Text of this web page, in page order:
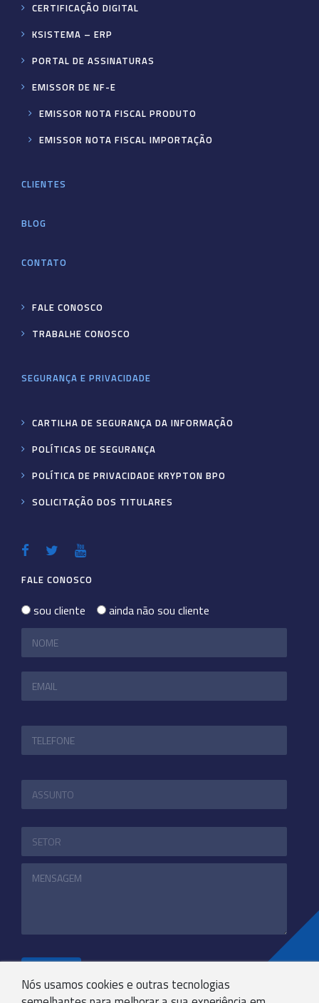
Nós usamos cookies e outras tecnologias
CERTIFICAÇÃO DIGITAL
KSISTEMA – ERP
PORTAL DE ASSINATURAS
EMISSOR DE NF-E
EMISSOR NOTA FISCAL PRODUTO
EMISSOR NOTA FISCAL IMPORTAÇÃO
CLIENTES
BLOG
CONTATO
FALE CONOSCO
TRABALHE CONOSCO
SEGURANÇA E PRIVACIDADE
CARTILHA DE SEGURANÇA DA INFORMAÇÃO
POLÍTICAS DE SEGURANÇA
POLÍTICA DE PRIVACIDADE KRYPTON BPO
SOLICITAÇÃO DOS TITULARES
FALE CONOSCO
sou cliente ainda não sou cliente